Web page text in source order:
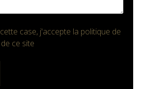
case, j'accepte la politique de
de ce site